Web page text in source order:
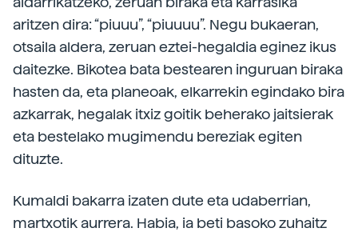
aritzen dira: “piuuu”, “piuuuu”. Negu bukaeran,
otsaila aldera, zeruan eztei-hegaldia eginez ikus
daitezke. Bikotea bata bestearen inguruan biraka
hasten da, eta planeoak, elkarrekin egindako bira
azkarrak, hegalak itxiz goitik beherako jaitsierak
eta bestelako mugimendu bereziak egiten
dituzte.
Kumaldi bakarra izaten dute eta udaberrian,
martxotik aurrera. Habia, ia beti basoko zuhaitz